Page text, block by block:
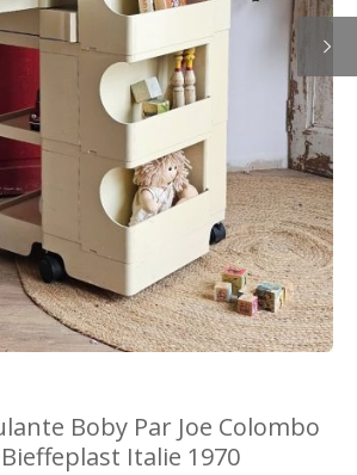
Boby Par Joe Colombo
Italie 1970